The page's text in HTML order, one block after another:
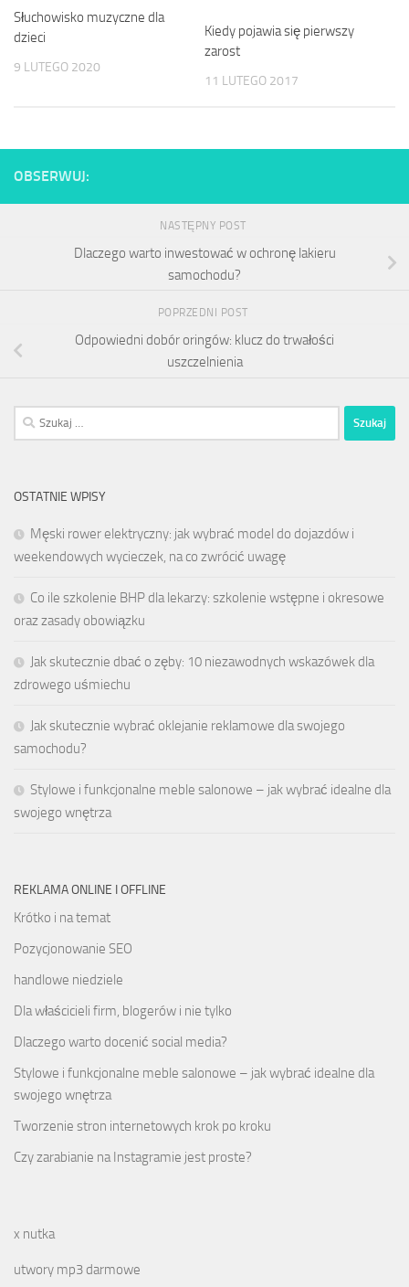
Słuchowisko muzyczne dla
dzieci
9 LUTEGO 2020
Kiedy pojawia się pierwszy
zarost
11 LUTEGO 2017
OBSERWUJ:
NASTĘPNY POST
Dlaczego warto inwestować w ochronę lakieru
samochodu?
POPRZEDNI POST
Odpowiedni dobór oringów: klucz do trwałości
uszczelnienia
Szukaj:
OSTATNIE WPISY
Męski rower elektryczny: jak wybrać model do dojazdów i
weekendowych wycieczek, na co zwrócić uwagę
Co ile szkolenie BHP dla lekarzy: szkolenie wstępne i okresowe
oraz zasady obowiązku
Jak skutecznie dbać o zęby: 10 niezawodnych wskazówek dla
zdrowego uśmiechu
Jak skutecznie wybrać oklejanie reklamowe dla swojego
samochodu?
Stylowe i funkcjonalne meble salonowe – jak wybrać idealne dla
swojego wnętrza
REKLAMA ONLINE I OFFLINE
Krótko i na temat
Pozycjonowanie SEO
handlowe niedziele
Dla właścicieli firm, blogerów i nie tylko
Dlaczego warto docenić social media?
Stylowe i funkcjonalne meble salonowe – jak wybrać idealne dla
swojego wnętrza
Tworzenie stron internetowych krok po kroku
Czy zarabianie na Instagramie jest proste?
x nutka
utwory mp3 darmowe